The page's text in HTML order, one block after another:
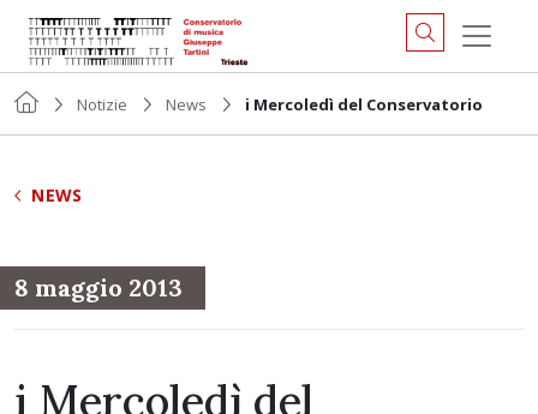
Notizie News i Mercoledì del Conservatorio
NEWS
8 maggio 2013
i Mercoledì del